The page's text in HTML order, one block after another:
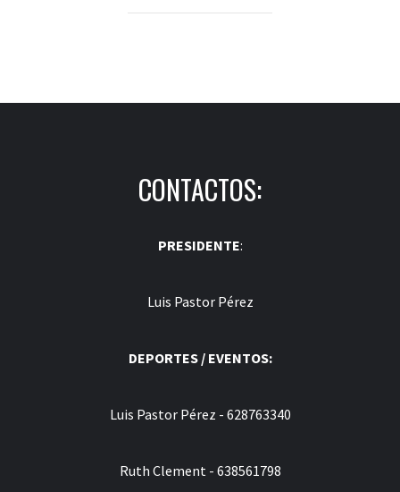
CONTACTOS:
PRESIDENTE:
Luis Pastor Pérez
DEPORTES / EVENTOS:
Luis Pastor Pérez - 628763340
Ruth Clement - 638561798